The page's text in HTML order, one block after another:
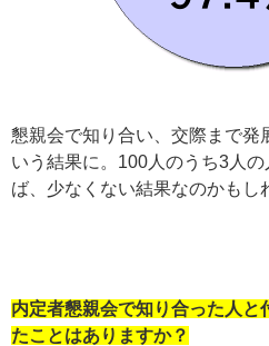
懇親会で知り合い、交際まで発
いう結果に。100人のうち3人
ば、少なくない結果なのかもし
内定者懇親会で知り合った人と
たことはありますか？